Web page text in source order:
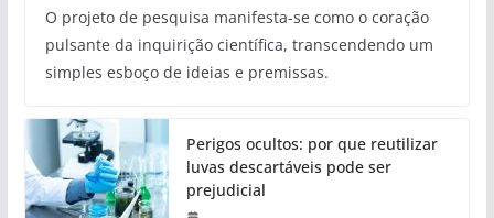
O projeto de pesquisa manifesta-se como o coração
pulsante da inquirição científica, transcendendo um
simples esboço de ideias e premissas.
Perigos ocultos: por que reutilizar
luvas descartáveis pode ser
prejudicial